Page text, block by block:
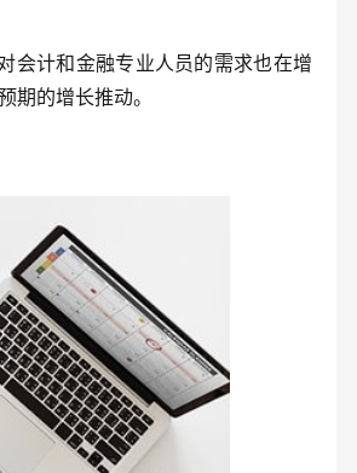
会计和金融专业人员的需求也在增
的增长推动。